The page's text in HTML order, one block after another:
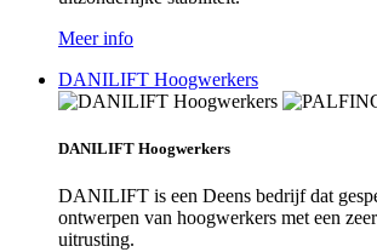
Meer info
DANILIFT Hoogwerkers
DANILIFT Hoogwerkers
DANILIFT is een Deens bedrijf dat
ontwerpen van hoogwerkers met een
uitrusting.